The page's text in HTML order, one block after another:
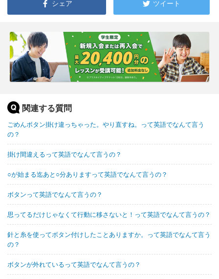
シェア ツイート
関連する質問
ごめんボタン掛け違っちゃった。やり直すね。って英語でなんて言う
の？
掛け間違えるって英語でなんて言うの？
○が始まる迄あと○分ありますって英語でなんて言うの？
ボタンって英語でなんて言うの？
思ってるだけじゃなくて行動に移さないと！って英語でなんて言うの？
針と糸を使ってボタン付けしたことありますか。って英語でなんて言う
の？
ボタンが外れているって英語でなんて言うの？